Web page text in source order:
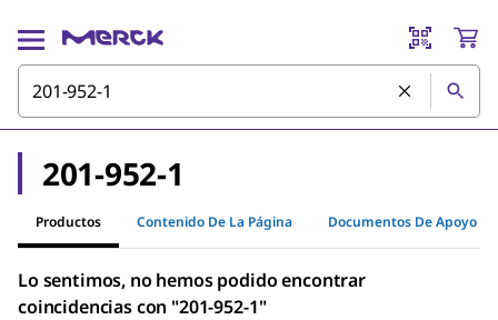
201-952-1
Productos Contenido De La Página Documentos De Apoyo
Lo sentimos, no hemos podido encontrar
coincidencias con "201-952-1"